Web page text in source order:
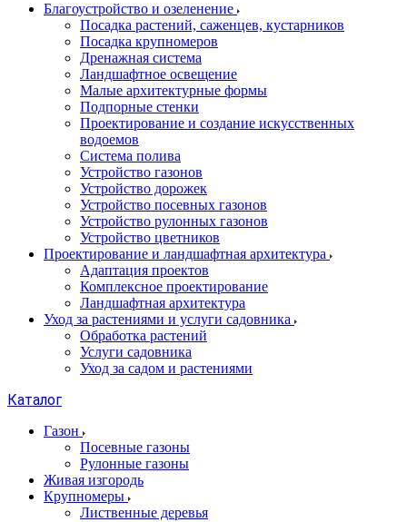
Благоустройство и озеленение
Посадка растений, саженцев, кустарников
Посадка крупномеров
Дренажная система
Ландшафтное освещение
Малые архитектурные формы
Подпорные стенки
Проектирование и создание искусственных
водоемов
Система полива
Устройство газонов
Устройство дорожек
Устройство посевных газонов
Устройство рулонных газонов
Устройство цветников
Проектирование и ландшафтная архитектура
Адаптация проектов
Комплексное проектирование
Ландшафтная архитектура
Уход за растениями и услуги садовника
Обработка растений
Услуги садовника
Уход за садом и растениями
Каталог
Газон
Посевные газоны
Рулонные газоны
Живая изгородь
Крупномеры
Лиственные деревья